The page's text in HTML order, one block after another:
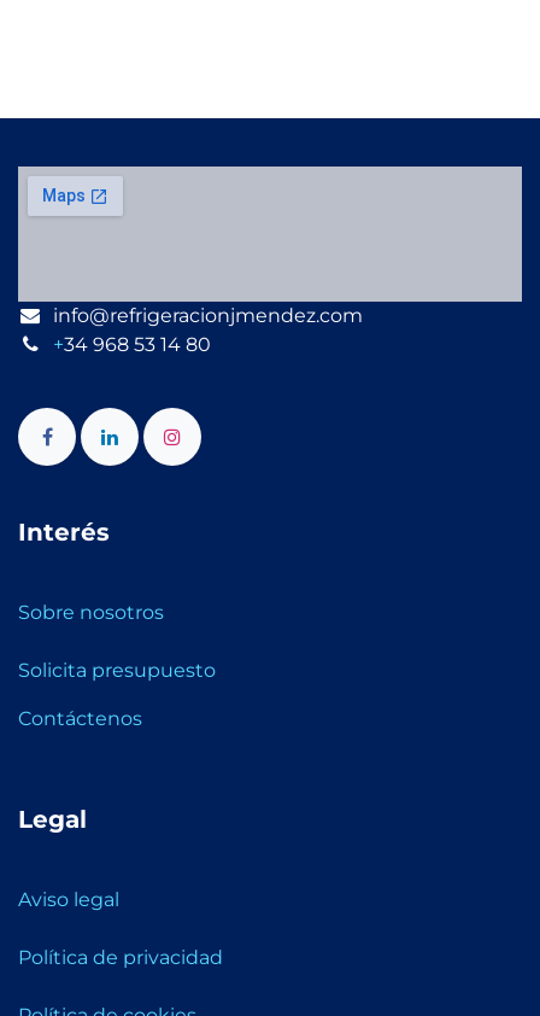
info@refrigeracionjmendez.com
+34 968 53 14 80
Interés
Sobre nosotros
Solicita presupuesto
Contáctenos
Legal
Aviso legal
Política de privacidad